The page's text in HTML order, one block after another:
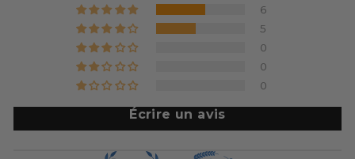
6
5
0
0
0
Écrire un avis